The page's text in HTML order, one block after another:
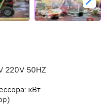
220V 50HZ
кВт